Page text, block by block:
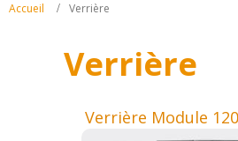
Accueil Verrière
Verrière
Verrière Module